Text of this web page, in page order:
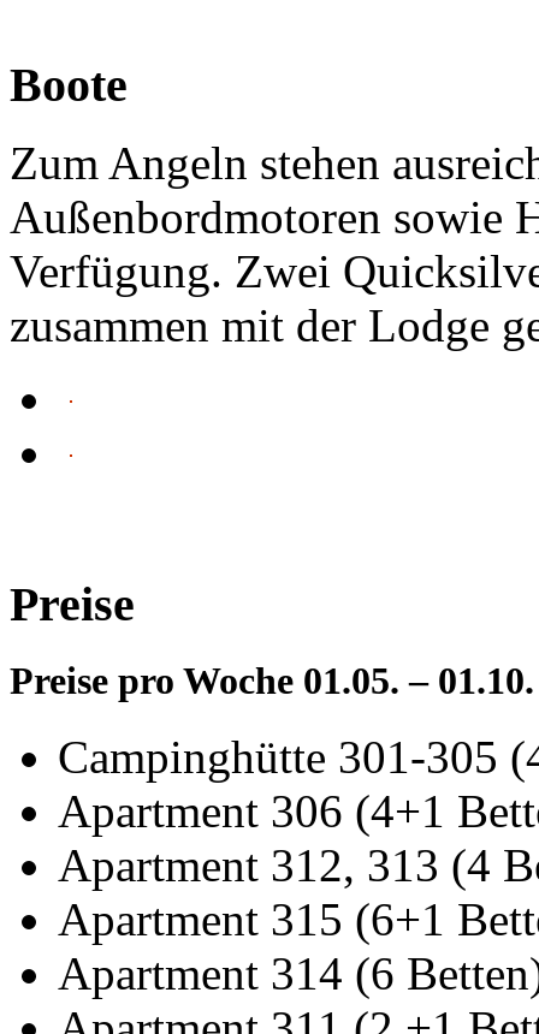
Boote
Zum Angeln stehen
Außenbordmotoren sowie
Verfügung. Zwei
zusammen mit der Lodge
Preise
Preise pro Woche 01.05. – 01.10.
Campinghütte 301-305
Apartment 306 (4+1
Apartment 312, 313 (4
Apartment 315 (6+1
Apartment 314 (6